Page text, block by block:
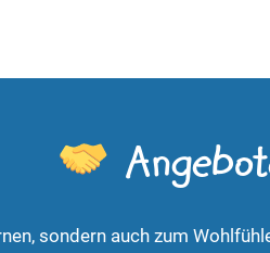
sondern auch zum